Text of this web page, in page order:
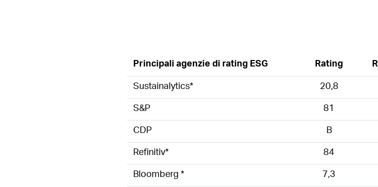
Principali agenzie di rating ESG Rating
Sustainalytics* 20,8
S&P
81
CDP
B
Refinitiv*
84
Bloomberg *
7,3